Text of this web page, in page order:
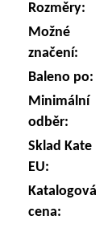
Rozměry:
Možné
značení:
Baleno po:
Minimální
odběr:
Sklad Kate
EU:
Katalogová
cena: